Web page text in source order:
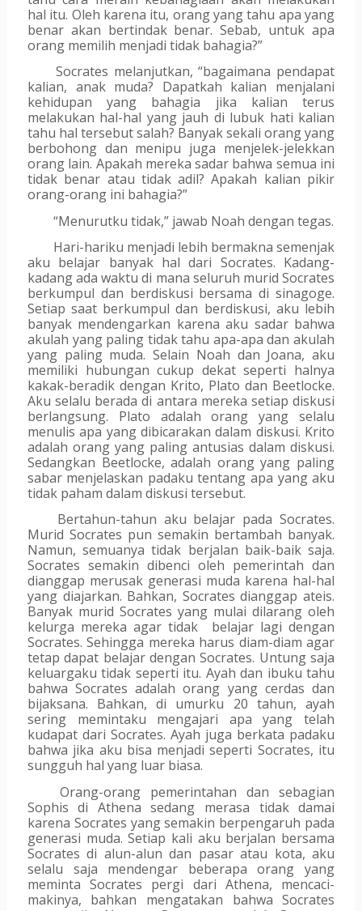
hal itu. Oleh karena itu, orang yang tahu apa yang
benar akan bertindak benar. Sebab, untuk apa
orang memilih menjadi tidak bahagia?”
Socrates melanjutkan, “bagaimana pendapat
kalian, anak muda? Dapatkah kalian menjalani
kehidupan yang bahagia jika kalian terus
melakukan hal-hal yang jauh di lubuk hati kalian
tahu hal tersebut salah? Banyak sekali orang yang
berbohong dan menipu juga menjelek-jelekkan
orang lain. Apakah mereka sadar bahwa semua ini
tidak benar atau tidak adil? Apakah kalian pikir
orang-orang ini bahagia?”
“Menurutku tidak,” jawab Noah dengan tegas.
Hari-hariku menjadi lebih bermakna semenjak
aku belajar banyak hal dari Socrates. Kadang-
kadang ada waktu di mana seluruh murid Socrates
berkumpul dan berdiskusi bersama di sinagoge.
Setiap saat berkumpul dan berdiskusi, aku lebih
banyak mendengarkan karena aku sadar bahwa
akulah yang paling tidak tahu apa-apa dan akulah
yang paling muda. Selain Noah dan Joana, aku
memiliki hubungan cukup dekat seperti halnya
kakak-beradik dengan Krito, Plato dan Beetlocke.
Aku selalu berada di antara mereka setiap diskusi
berlangsung. Plato adalah orang yang selalu
menulis apa yang dibicarakan dalam diskusi. Krito
adalah orang yang paling antusias dalam diskusi.
Sedangkan Beetlocke, adalah orang yang paling
sabar menjelaskan padaku tentang apa yang aku
tidak paham dalam diskusi tersebut.
Bertahun-tahun aku belajar pada Socrates.
Murid Socrates pun semakin bertambah banyak.
Namun, semuanya tidak berjalan baik-baik saja.
Socrates semakin dibenci oleh pemerintah dan
dianggap merusak generasi muda karena hal-hal
yang diajarkan. Bahkan, Socrates dianggap ateis.
Banyak murid Socrates yang mulai dilarang oleh
kelurga mereka agar tidak  belajar lagi dengan
Socrates. Sehingga mereka harus diam-diam agar
tetap dapat belajar dengan Socrates. Untung saja
keluargaku tidak seperti itu. Ayah dan ibuku tahu
bahwa Socrates adalah orang yang cerdas dan
bijaksana. Bahkan, di umurku 20 tahun, ayah
sering memintaku mengajari apa yang telah
kudapat dari Socrates. Ayah juga berkata padaku
bahwa jika aku bisa menjadi seperti Socrates, itu
sungguh hal yang luar biasa.
Orang-orang pemerintahan dan sebagian
Sophis di Athena sedang merasa tidak damai
karena Socrates yang semakin berpengaruh pada
generasi muda. Setiap kali aku berjalan bersama
Socrates di alun-alun dan pasar atau kota, aku
selalu saja mendengar beberapa orang yang
meminta Socrates pergi dari Athena, mencaci-
makinya, bahkan mengatakan bahwa Socrates